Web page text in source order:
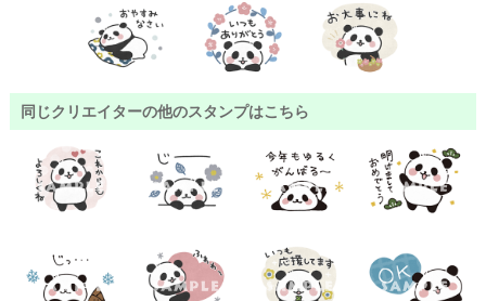
同じクリエイターの他のスタンプはこちら